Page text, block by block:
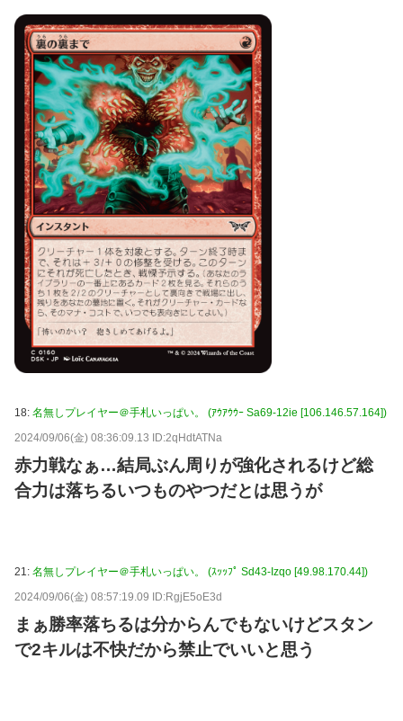
18: 名無しプレイヤー＠手札いっぱい。 (ｱｳｱｳｳｰ Sa69-12ie [106.146.57.164])
2024/09/06(金) 08:36:09.13 ID:2qHdtATNa
赤力戦なぁ…結局ぶん周りが強化されるけど総
合力は落ちるいつものやつだとは思うが
21: 名無しプレイヤー＠手札いっぱい。 (ｽｯｯﾌﾟ Sd43-Izqo [49.98.170.44])
2024/09/06(金) 08:57:19.09 ID:RgjE5oE3d
まぁ勝率落ちるは分からんでもないけどスタン
で2キルは不快だから禁止でいいと思う